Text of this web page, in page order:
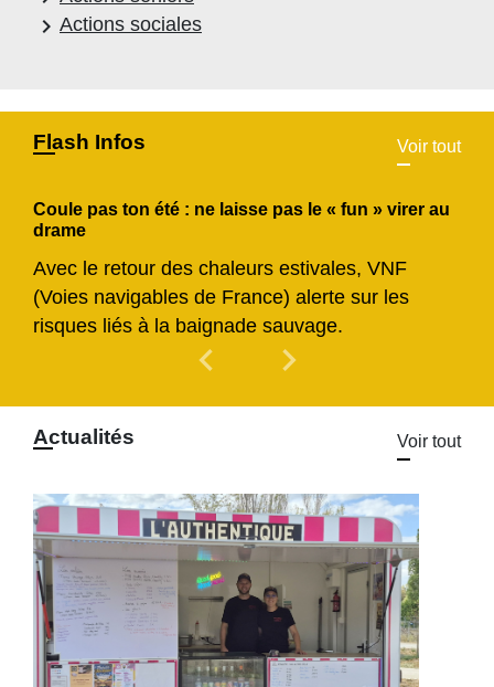
keyboard_arrow_right Actions sociales
Flash Infos Voir tout
Coule pas ton été : ne laisse pas le « fun » virer au
drame
Avec le retour des chaleurs estivales, VNF
(Voies navigables de France) alerte sur les
risques liés à la baignade sauvage.
chevron_left Previous
chevron_right
Actualités Voir tout